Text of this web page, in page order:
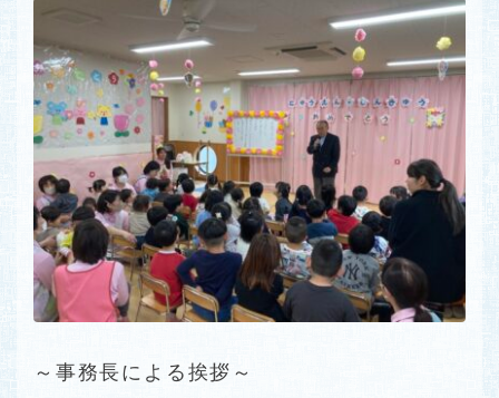
～事務長による挨拶～